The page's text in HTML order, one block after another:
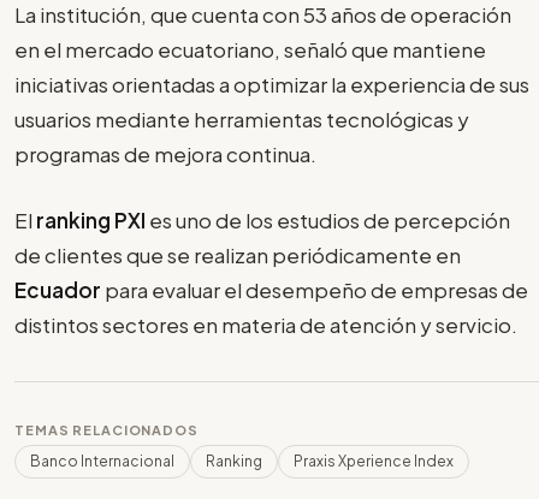
La institución, que cuenta con 53 años de operación
en el mercado ecuatoriano, señaló que mantiene
iniciativas orientadas a optimizar la experiencia de sus
usuarios mediante herramientas tecnológicas y
programas de mejora continua.
El ranking PXI es uno de los estudios de percepción
de clientes que se realizan periódicamente en
Ecuador para evaluar el desempeño de empresas de
distintos sectores en materia de atención y servicio.
TEMAS RELACIONADOS
Banco Internacional Ranking Praxis Xperience Index